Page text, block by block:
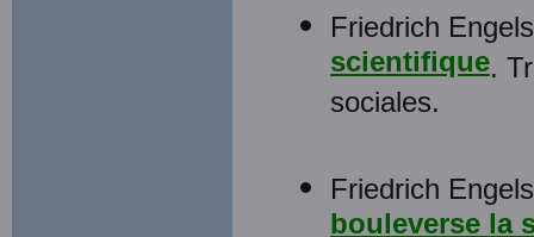
Friedrich
scientifique.
sociales.
Friedrich
bouleverse la